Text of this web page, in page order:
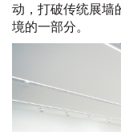
动，打破传统展墙
境的一部分。